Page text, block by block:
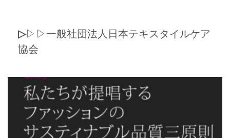
▷▷▷一般社団法人日本テキスタイルケア
協会